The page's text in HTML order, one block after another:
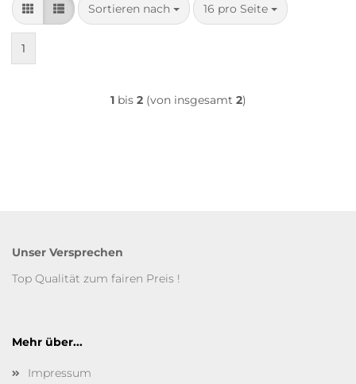
Sortieren nach
Sortieren nach 16 pro Seite
pro Seite
1
1bis 2(von insgesamt 2)
Unser Versprechen
Top Qualität zum fairen Preis !
Mehr über...
Impressum